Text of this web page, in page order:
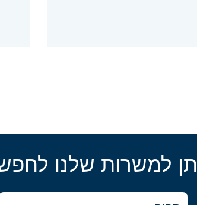
תן למשרות שלנו